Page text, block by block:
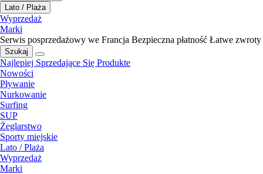
Lato / Plaża
Wyprzedaż
Marki
Serwis posprzedażowy we Francja Bezpieczna płatność Łatwe zwroty
Szukaj
Najlepiej Sprzedające Się Produkte
Nowości
Pływanie
Nurkowanie
Surfing
SUP
Żeglarstwo
Sporty miejskie
Lato / Plaża
Wyprzedaż
Marki